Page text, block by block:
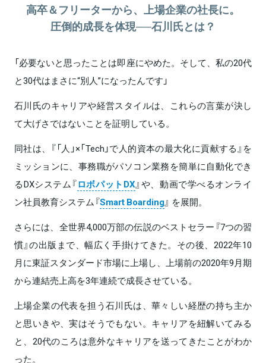
高卒＆フリーターから、上場企業の社長に。
圧倒的成長を体現──石川氏とは？
「必要ないと思ったことは即座にやめた。そして、私の20代
と30代はまさに“別人”になったんです」
石川氏のキャリアや経営スタイルは、これらの言葉が決し
て大げさではないことを証明している。
同社は、『「人」×「Tech」で人的資本の最大化に貢献する』を
ミッションに、事務職がパソコン業務を簡単に自動化でき
るDXシステム『ロボパットDX』や、動画で学べるオンライ
ン社員教育システム『Smart Boarding』 を展開。
さらには、全世界4,000万部の伝説のベストセラー『7つの習
慣』の出版まで、幅広く手掛けてきた。その後、2022年10
月に東証スタンダード市場に上場し、上場前の2020年9月期
から連結売上高を3年連続で成長させている。
上場企業の代表を担う石川氏は、華々しい経歴の持ち主か
と思いきや、実はそうでもない。キャリアを紐解いてみる
と、20代のころは意外なキャリアを送ってきたことがわか
った。